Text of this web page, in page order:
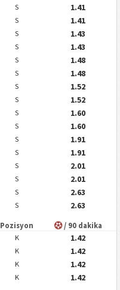
S
1.41
S
1.41
S
1.43
S
1.43
S
1.48
S
1.48
S
1.52
S
1.52
S
1.60
S
1.60
S
1.91
S
1.91
S
2.01
S
2.01
S
2.63
S 2.63
Pozisyon / 90 dakika
K
1.42
K
1.42
K
1.42
K 1.42